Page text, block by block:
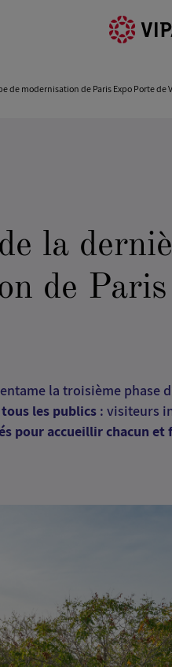
de modernisation de Paris Expo Porte de
la
de
la troisième
les publics : visiteurs
pour accueillir chacun